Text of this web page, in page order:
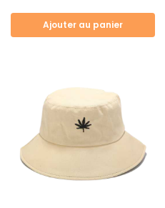
Ajouter au panier